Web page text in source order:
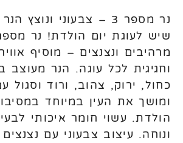
נר מספר 3 – צבעוני
מרהיבים ונצנצים – מוסיף
וחגיגית לכל עוגה. הנר מעוצב
כחול, ירוק, צהוב, ורוד וסגול
ומושך את העין במיוחד
הולדת. עשוי חומר איכותי
ונוחה. עיצוב צבעוני עם